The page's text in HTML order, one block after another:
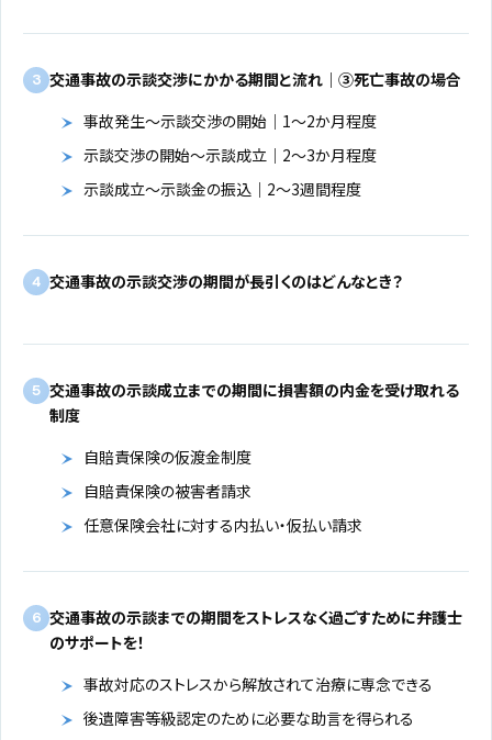
3 交通事故の示談交渉にかかる期間と流れ｜③死亡事故の場合
事故発生～示談交渉の開始｜1～2か月程度
示談交渉の開始～示談成立｜2～3か月程度
示談成立～示談金の振込｜2～3週間程度
4 交通事故の示談交渉の期間が長引くのはどんなとき？
5 交通事故の示談成立までの期間に損害額の内金を受け取れる
制度
自賠責保険の仮渡金制度
自賠責保険の被害者請求
任意保険会社に対する内払い・仮払い請求
6 交通事故の示談までの期間をストレスなく過ごすために弁護士
のサポートを！
事故対応のストレスから解放されて治療に専念できる
後遺障害等級認定のために必要な助言を得られる